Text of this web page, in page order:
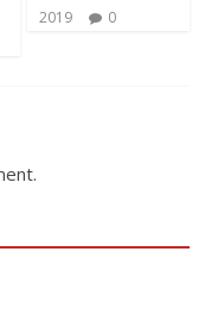
2019
0